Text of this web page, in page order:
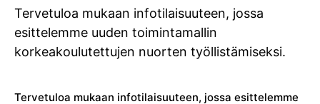
Tervetuloa mukaan infotilaisuuteen, jossa
esittelemme uuden toimintamallin
korkeakoulutettujen nuorten työllistämiseksi.
Tervetuloa mukaan infotilaisuuteen, jossa esittelemme